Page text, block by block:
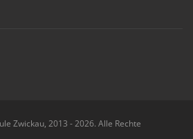
Zwickau, 2013 - 2026. Alle Rechte